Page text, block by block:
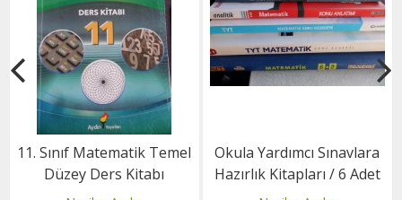
11. Sınıf Matematik Temel
Düzey Ders Kitabı
Okula Yardımcı Sınavlara
Hazırlık Kitapları / 6 Adet